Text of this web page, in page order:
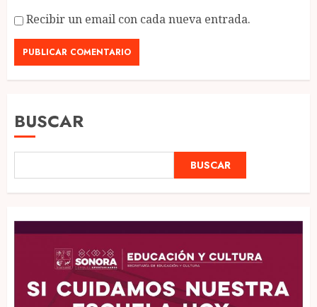
Recibir un email con cada nueva entrada.
BUSCAR
BUSCAR